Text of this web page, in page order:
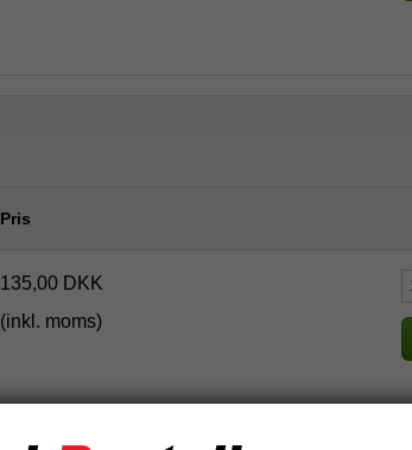
Pris
135,00 DKK
(inkl. moms)